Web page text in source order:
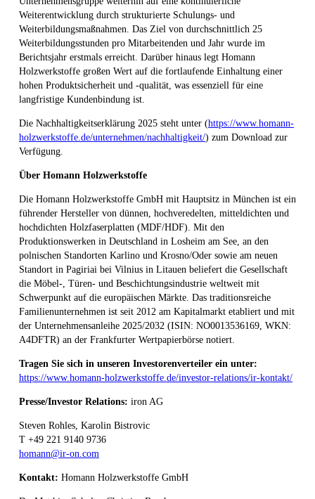
Weiterentwicklung durch strukturierte Schulungs- und
Weiterbildungsmaßnahmen. Das Ziel von durchschnittlich 25
Weiterbildungsstunden pro Mitarbeitenden und Jahr wurde im
Berichtsjahr erstmals erreicht. Darüber hinaus legt Homann
Holzwerkstoffe großen Wert auf die fortlaufende Einhaltung einer
hohen Produktsicherheit und -qualität, was essenziell für eine
langfristige Kundenbindung ist.
Die Nachhaltigkeitserklärung 2025 steht unter (https://www.homann-
holzwerkstoffe.de/unternehmen/nachhaltigkeit/) zum Download zur
Verfügung.
Über Homann Holzwerkstoffe
Die Homann Holzwerkstoffe GmbH mit Hauptsitz in München ist ein
führender Hersteller von dünnen, hochveredelten, mitteldichten und
hochdichten Holzfaserplatten (MDF/HDF). Mit den
Produktionswerken in Deutschland in Losheim am See, an den
polnischen Standorten Karlino und Krosno/Oder sowie am neuen
Standort in Pagiriai bei Vilnius in Litauen beliefert die Gesellschaft
die Möbel-, Türen- und Beschichtungsindustrie weltweit mit
Schwerpunkt auf die europäischen Märkte. Das traditionsreiche
Familienunternehmen ist seit 2012 am Kapitalmarkt etabliert und mit
der Unternehmensanleihe 2025/2032 (ISIN: NO0013536169, WKN:
A4DFTR) an der Frankfurter Wertpapierbörse notiert.
Tragen Sie sich in unseren Investorenverteiler ein unter:
https://www.homann-holzwerkstoffe.de/investor-relations/ir-kontakt/
Presse/Investor Relations: iron AG
Steven Rohles, Karolin Bistrovic
T +49 221 9140 9736
homann@ir-on.com
Kontakt: Homann Holzwerkstoffe GmbH